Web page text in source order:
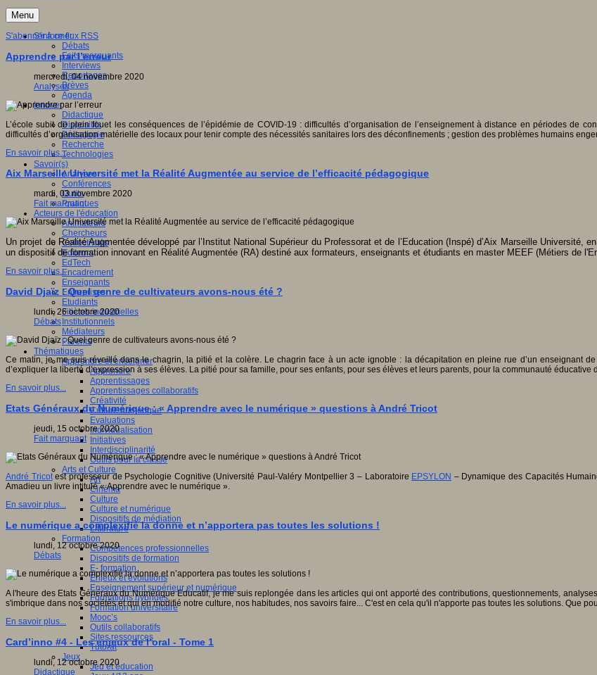
Menu
S'informer
Débats
Faits marquants
Interviews
Reportages
Brèves
Agenda
Innover
Didactique
Dispositifs
Pédagogie
Recherche
Technologies
Savoir(s)
Analyses
Conférences
Outils
Pratiques
Acteurs de l'éducation
Animateurs
Chercheurs
Collectivités
Editeurs
EdTech
Encadrement
Enseignants
Entreprises
Etudiants
Filières industrielles
Institutionnels
Médiateurs
Parents
Thématiques
Apprendre et enseigner
Apprendre
Apprentissages
Apprentissages collaboratifs
Créativité
Culture numérique
Evaluations
Individualisation
Initiatives
Interdisciplinarité
Outils pour la classe
Arts et Culture
Art
Cinéma
Culture
Culture et numérique
Dispositifs de médiation
Littérature
Formation
Compétences professionnelles
Dispositifs de formation
E- formation
Enjeux et évolutions
Enseignement supérieur et numérique
Formations hybrides
Formation universitaire
Mooc’s
Outils collaboratifs
Sites ressources
Tutorat
Jeux
Jeu et éducation
S'abonner à ce flux RSS
Apprendre par l’erreur
mercredi, 04 novembre 2020
Analyses
L’école subit de plein fouet les conséquences de l’épidémie de COVID-19 : difficultés d’organisation de l’enseignement à distance en périodes de
difficultés d’organisation matérielle des locaux pour tenir compte des nécessités sanitaires lors des déconfinements ; gestion des problèmes humains
En savoir plus...
Aix Marseille Université met la Réalité Augmentée au service de l’efficacité pédagogique
mardi, 03 novembre 2020
Fait marquant
Un projet de Réalité Augmentée développé par l’Institut National Supérieur du Professorat et de l’Education (Inspé) d’Aix Marseille Université,
un dispositif de formation innovant en Réalité Augmentée (RA) destiné aux formateurs, enseignants et étudiants en master MEEF (Métiers de
En savoir plus...
David Djaïz : Quel genre de cultivateurs avons-nous été ?
lundi, 26 octobre 2020
Débats
Ce matin, je me suis réveillé dans le chagrin, la pitié et la colère. Le chagrin face à un acte ignoble : la décapitation en pleine rue d’un enseignant
d’expliquer la liberté d’expression à ses élèves. La pitié pour sa famille, pour ses enfants, pour ses élèves et leurs parents, pour la communauté
En savoir plus...
Etats Généraux du Numérique : « Apprendre avec le numérique » questions à André Tricot
jeudi, 15 octobre 2020
Fait marquant
André Tricotest professeur de Psychologie Cognitive (Université Paul-Valéry Montpellier 3 – Laboratoire EPSYLON – Dynamique des Capacités
Amadieu un livre intitulé « Apprendre avec le numérique ».
En savoir plus...
Le numérique a complexifié la donne et n’apportera pas toutes les solutions !
lundi, 12 octobre 2020
Débats
A l'heure des Etats Généraux du Numérique Educatif, je me suis replongée dans les articles qui ont apporté des contributions, questionnements,
s'imbrique dans nos sociétés et qui en modifié notre culture, nos habitudes, nos savoirs faire... C'est en cela qu'il n'apporte pas toutes les solutions. Que
En savoir plus...
Card’inno #4 - Les enjeux de l’oral - Tome 1
lundi, 12 octobre 2020
Didactique